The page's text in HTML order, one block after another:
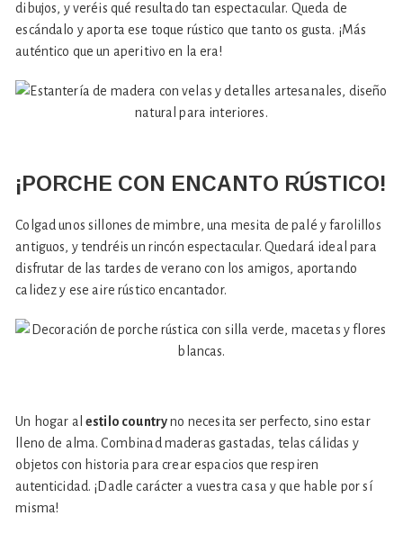
dibujos, y veréis qué resultado tan espectacular. Queda de
escándalo y aporta ese toque rústico que tanto os gusta. ¡Más
auténtico que un aperitivo en la era!
¡PORCHE CON ENCANTO RÚSTICO!
Colgad unos sillones de mimbre, una mesita de palé y farolillos
antiguos, y tendréis un rincón espectacular. Quedará ideal para
disfrutar de las tardes de verano con los amigos, aportando
calidez y ese aire rústico encantador.
Un hogar alestilo countryno necesita ser perfecto, sino estar
lleno de alma. Combinad maderas gastadas, telas cálidas y
objetos con historia para crear espacios que respiren
autenticidad. ¡Dadle carácter a vuestra casa y que hable por sí
misma!